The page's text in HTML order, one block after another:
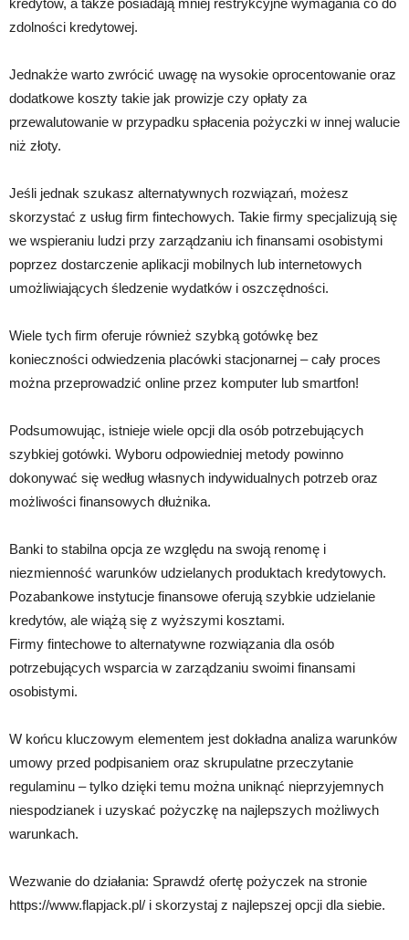
kredytów, a także posiadają mniej restrykcyjne wymagania co do
zdolności kredytowej.
Jednakże warto zwrócić uwagę na wysokie oprocentowanie oraz
dodatkowe koszty takie jak prowizje czy opłaty za
przewalutowanie w przypadku spłacenia pożyczki w innej walucie
niż złoty.
Jeśli jednak szukasz alternatywnych rozwiązań, możesz
skorzystać z usług firm fintechowych. Takie firmy specjalizują się
we wspieraniu ludzi przy zarządzaniu ich finansami osobistymi
poprzez dostarczenie aplikacji mobilnych lub internetowych
umożliwiających śledzenie wydatków i oszczędności.
Wiele tych firm oferuje również szybką gotówkę bez
konieczności odwiedzenia placówki stacjonarnej – cały proces
można przeprowadzić online przez komputer lub smartfon!
Podsumowując, istnieje wiele opcji dla osób potrzebujących
szybkiej gotówki. Wyboru odpowiedniej metody powinno
dokonywać się według własnych indywidualnych potrzeb oraz
możliwości finansowych dłużnika.
Banki to stabilna opcja ze względu na swoją renomę i
niezmienność warunków udzielanych produktach kredytowych.
Pozabankowe instytucje finansowe oferują szybkie udzielanie
kredytów, ale wiążą się z wyższymi kosztami.
Firmy fintechowe to alternatywne rozwiązania dla osób
potrzebujących wsparcia w zarządzaniu swoimi finansami
osobistymi.
W końcu kluczowym elementem jest dokładna analiza warunków
umowy przed podpisaniem oraz skrupulatne przeczytanie
regulaminu – tylko dzięki temu można uniknąć nieprzyjemnych
niespodzianek i uzyskać pożyczkę na najlepszych możliwych
warunkach.
Wezwanie do działania: Sprawdź ofertę pożyczek na stronie
https://www.flapjack.pl/ i skorzystaj z najlepszej opcji dla siebie.